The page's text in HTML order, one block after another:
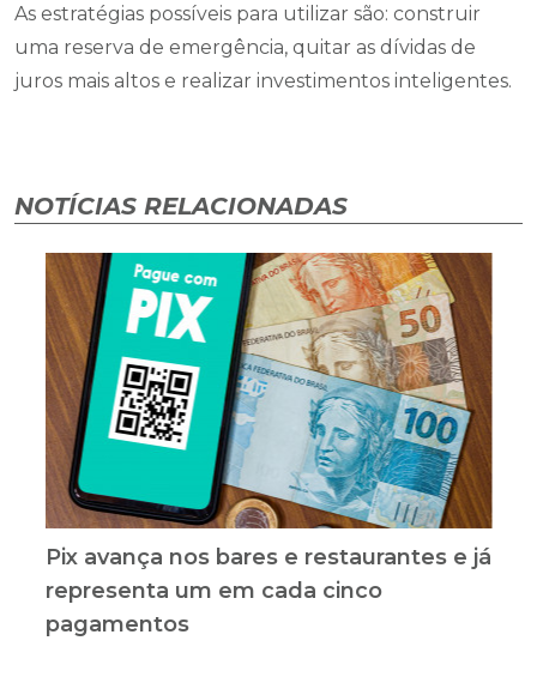
As estratégias possíveis para utilizar são: construir
uma reserva de emergência, quitar as dívidas de
juros mais altos e realizar investimentos inteligentes.
NOTÍCIAS RELACIONADAS
Pix avança nos bares e restaurantes e já
representa um em cada cinco
pagamentos